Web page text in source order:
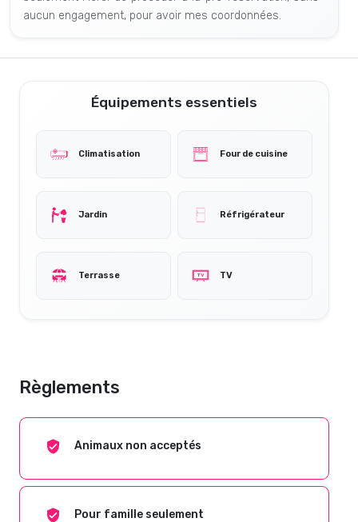
aucun engagement, pour avoir mes coordonnées.
Équipements essentiels
Climatisation Four de cuisine
Jardin Réfrigérateur
Terrasse TV
Règlements
Animaux non acceptés
Pour famille seulement